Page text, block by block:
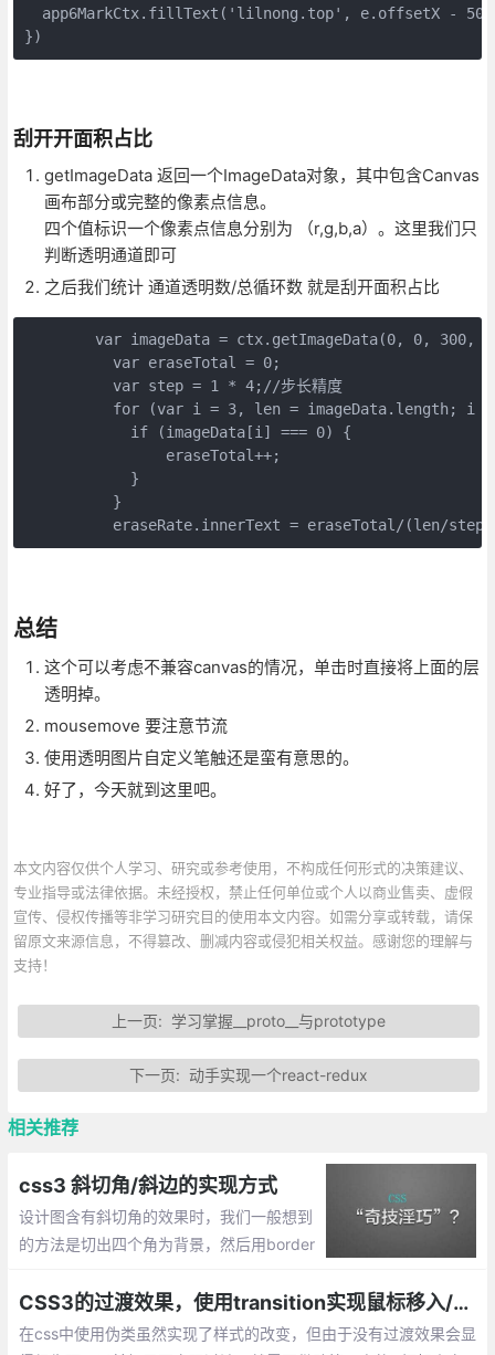
app6MarkCtx.fillText('lilnong.top', e.offsetX -
})
刮开开面积占比
getImageData 返回一个ImageData对象，其中包含Canvas
画布部分或完整的像素点信息。
四个值标识一个像素点信息分别为 （r,g,b,a）。这里我们只
判断透明通道即可
之后我们统计 通道透明数/总循环数 就是刮开面积占比
var imageData = ctx.getImageData(0, 0, 300,
          var eraseTotal = 0;
          var step = 1 * 4;//步长精度
for (var i = 3, len = imageData.length; i
            if (imageData[i] === 0) {
                eraseTotal++;
            }
          }
          eraseRate.innerText = eraseTotal/(len/step)
总结
这个可以考虑不兼容canvas的情况，单击时直接将上面的层
透明掉。
mousemove 要注意节流
使用透明图片自定义笔触还是蛮有意思的。
好了，今天就到这里吧。
本文内容仅供个人学习、研究或参考使用，不构成任何形式的决策建议、
专业指导或法律依据。未经授权，禁止任何单位或个人以商业售卖、虚假
宣传、侵权传播等非学习研究目的使用本文内容。如需分享或转载，请保
留原文来源信息，不得篡改、删减内容或侵犯相关权益。感谢您的理解与
支持！
上一页: 学习掌握__proto__与prototype
下一页: 动手实现一个react-redux
相关推荐
css3 斜切角/斜边的实现方式
设计图含有斜切角的效果时，我们一般想到
的方法是切出四个角为背景，然后用border
接使用css呢？下面就整理css做斜边的效
果。
CSS3的过渡效果，使用transition实现鼠标移入/移出效果
在css中使用伪类虽然实现了样式的改变，但由于没有过渡效果会显